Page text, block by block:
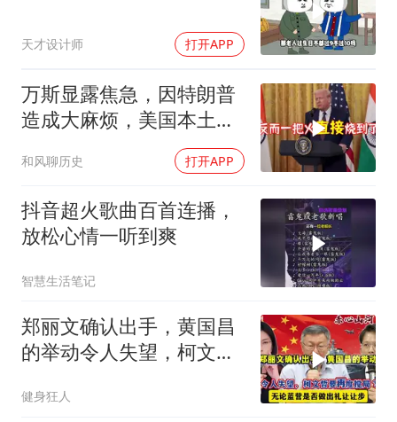
天才设计师 打开APP
万斯显露焦急，因特朗普
造成大麻烦，美国本土有
和风聊历史 打开APP
抖音超火歌曲百首连播，
放松心情一听到爽
智慧生活笔记
郑丽文确认出手，黄国昌
的举动令人失望，柯文哲
健身狂人